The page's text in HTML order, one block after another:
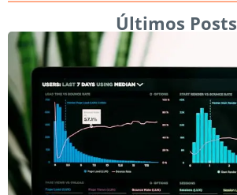
Últimos Posts